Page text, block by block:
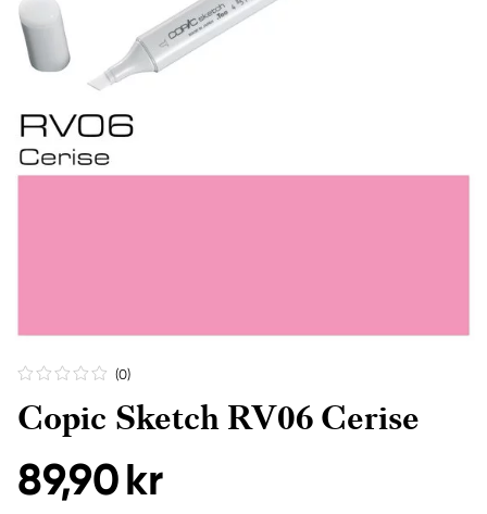
(0)
Copic Sketch RV06 Cerise
89,90 kr